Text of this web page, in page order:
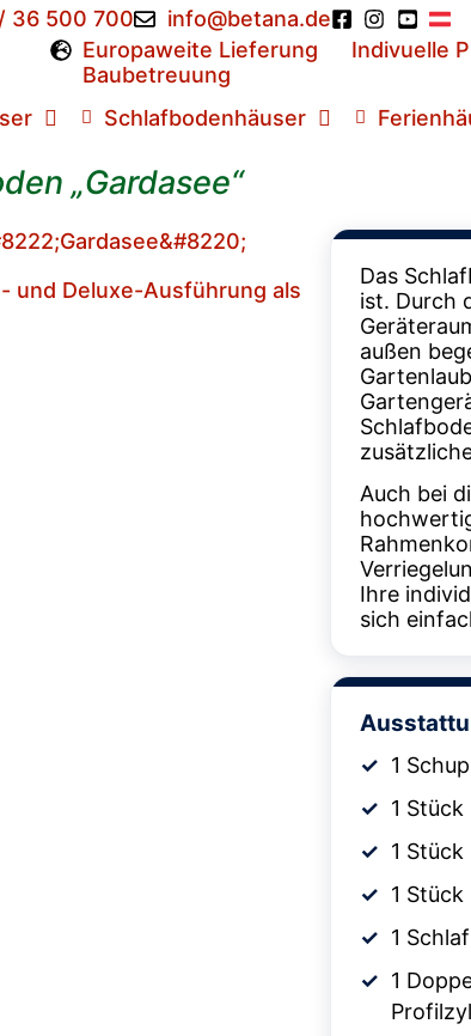
36 500 700 info@betana.de
Europaweite Lieferung
Indivuelle
Baubetreuung
Schlafbodenhäuser
„Gardasee“
und Deluxe-Ausführung als
Das
ist. Durch
außen
Auch bei
Ihre
sich
1
1
1
1
1
1